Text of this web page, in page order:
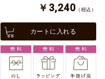
￥3,240 （税込）
カートに入れる